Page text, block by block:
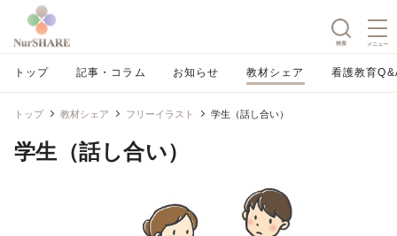
検索 メニュー
トップ 記事・コラム お知らせ 教材シェア 看護教育
トップ 教材シェア フリーイラスト 学生（話し合い）
学生（話し合い）